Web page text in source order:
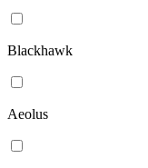
Blackhawk
Aeolus